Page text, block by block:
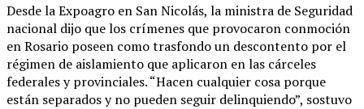
Desde la Expoagro en San Nicolás, la ministra de Seguridad
nacional dijo que los crímenes que provocaron conmoción
en Rosario poseen como trasfondo un descontento por el
régimen de aislamiento que aplicaron en las cárceles
federales y provinciales. “Hacen cualquier cosa porque
están separados y no pueden seguir delinquiendo”, sostuvo